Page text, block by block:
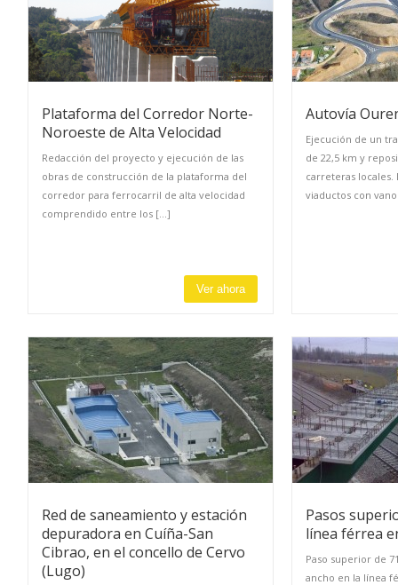
Plataforma del Corredor Norte-
Noroeste de Alta Velocidad
Redacción del proyecto y ejecución de las
obras de construcción de la plataforma del
corredor para ferrocarril de alta velocidad
comprendido entre los [...]
Ver ahora
Autovía
Ejecución de un
de 22,5 km y
carreteras locales.
viaductos con
Red de saneamiento y estación
depuradora en Cuíña-San
Cibrao, en el concello de Cervo
(Lugo)
Pasos
línea férrea
Paso superior de
ancho en la línea